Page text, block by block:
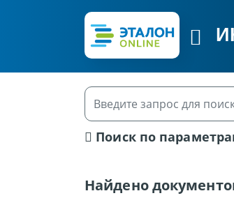
Поиск по
Найдено